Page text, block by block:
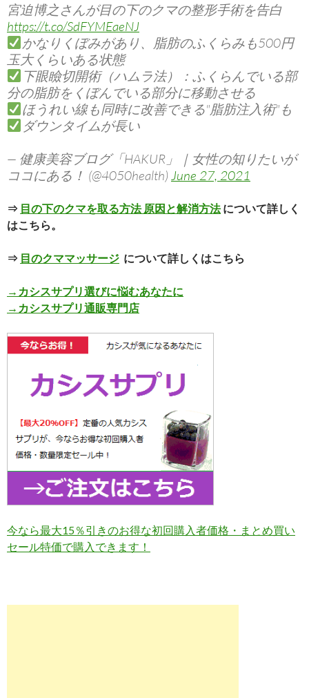
宮迫博之さんが目の下のクマの整形手術を告白
https://t.co/SdFYMEaeNJ
かなりくぼみがあり、脂肪のふくらみも500円
玉大くらいある状態
下眼瞼切開術（ハムラ法）：ふくらんでいる部
分の脂肪をくぼんでいる部分に移動させる
ほうれい線も同時に改善できる"脂肪注入術"も
ダウンタイムが長い
— 健康美容ブログ「HAKUR」｜女性の知りたいが
ココにある！ (@4050health) June 27, 2021
⇒ 目の下のクマを取る方法 原因と解消方法について詳しく
はこちら。
⇒ 目のクママッサージ について詳しくはこちら
→カシスサプリ選びに悩むあなたに
→カシスサプリ通販専門店
今なら最大15％引きのお得な初回購入者価格・まとめ買い
セール特価で購入できます！